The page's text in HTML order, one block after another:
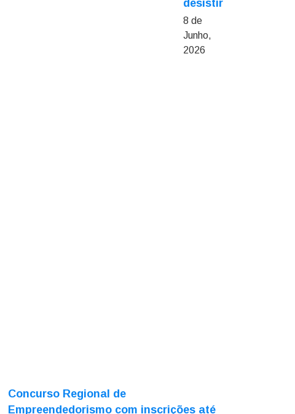
desistir
8 de
Junho,
2026
Concurso Regional de
Empreendedorismo com inscrições até